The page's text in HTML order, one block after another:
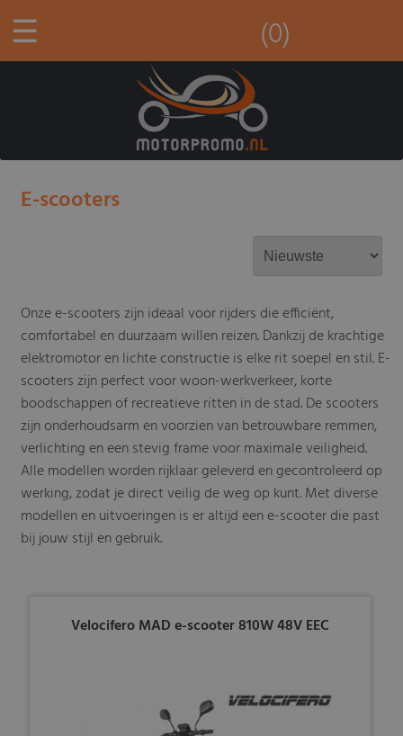
☰ (0)
E-scooters
Onze e-scooters zijn ideaal voor rijders die efficiënt,
comfortabel en duurzaam willen reizen. Dankzij de krachtige
elektromotor en lichte constructie is elke rit soepel en stil. E-
scooters zijn perfect voor woon-werkverkeer, korte
boodschappen of recreatieve ritten in de stad. De scooters
zijn onderhoudsarm en voorzien van betrouwbare remmen,
verlichting en een stevig frame voor maximale veiligheid.
Alle modellen worden rijklaar geleverd en gecontroleerd op
werking, zodat je direct veilig de weg op kunt. Met diverse
modellen en uitvoeringen is er altijd een e-scooter die past
bij jouw stijl en gebruik.
Velocifero MAD e-scooter 810W 48V EEC